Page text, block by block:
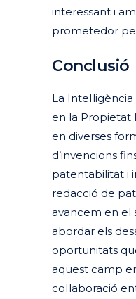
interessant i
prometedor
Conclusió
La
en la Propietat
en diverses
d’invencions
patentabilitat i
redacció de
avancem en el
abordar els
oportunitats
aquest camp
col·laboració